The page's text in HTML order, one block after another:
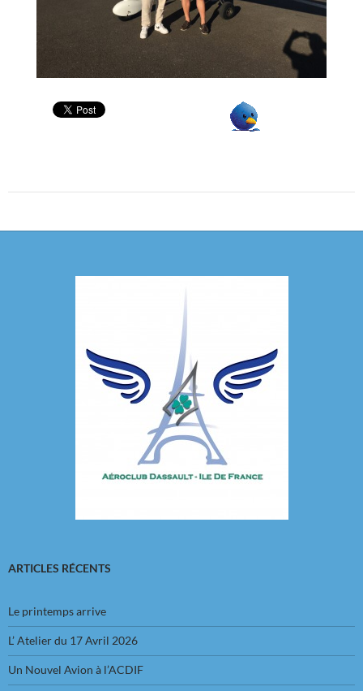
ARTICLES RÉCENTS
Le printemps arrive
L’ Atelier du 17 Avril 2026
Un Nouvel Avion à l’ACDIF